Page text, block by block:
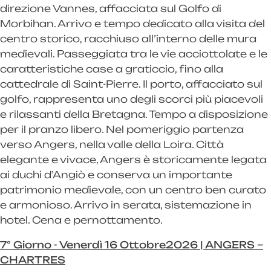
direzione Vannes, affacciata sul Golfo di
Morbihan. Arrivo e tempo dedicato alla visita del
centro storico, racchiuso all’interno delle mura
medievali. Passeggiata tra le vie acciottolate e le
caratteristiche case a graticcio, fino alla
cattedrale di Saint-Pierre. Il porto, affacciato sul
golfo, rappresenta uno degli scorci più piacevoli
e rilassanti della Bretagna. Tempo a disposizione
per il pranzo libero. Nel pomeriggio partenza
verso Angers, nella valle della Loira. Città
elegante e vivace, Angers è storicamente legata
ai duchi d’Angiò e conserva un importante
patrimonio medievale, con un centro ben curato
e armonioso. Arrivo in serata, sistemazione in
hotel. Cena e pernottamento.
7° Giorno - Venerdì 16 Ottobre2026 | ANGERS –
CHARTRES